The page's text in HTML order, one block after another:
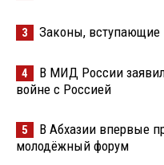
3 Законы, вступающие
4
В МИД России
войне с Россией
5
В Абхазии впервые
молодёжный форум